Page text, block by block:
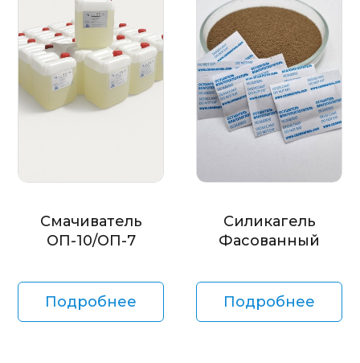
Смачиватель
ОП-10/ОП-7
Подробнее
Силикагель
Фасованный
Подробнее